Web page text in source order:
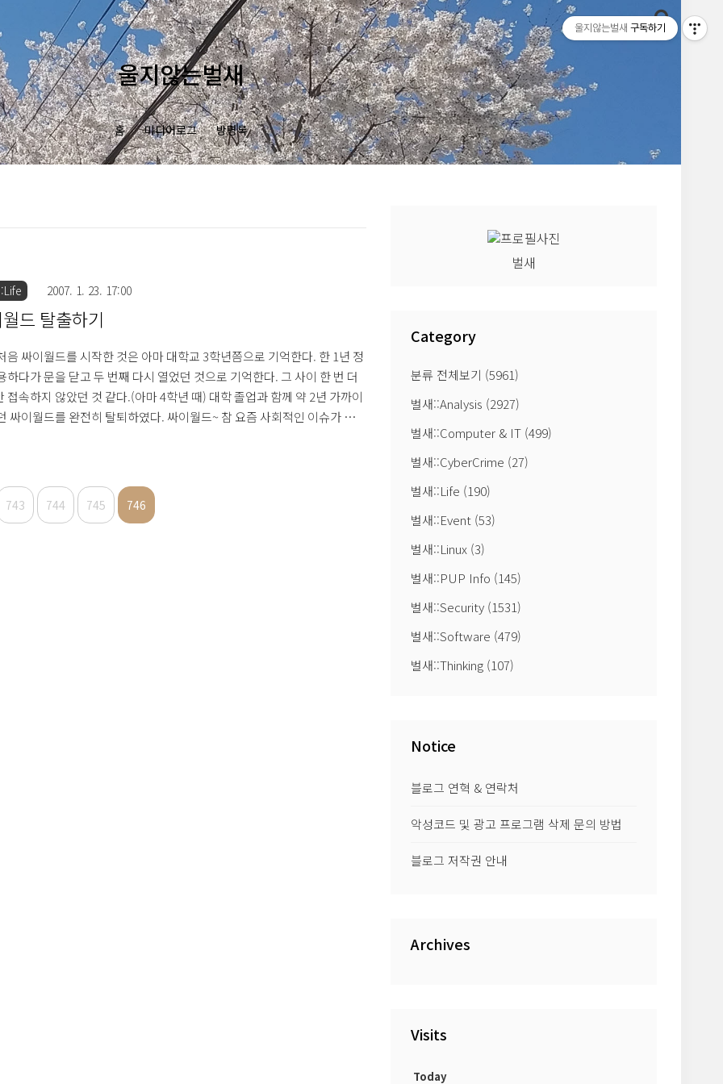
울지않는벌새
홈 미디어로그 방명록
벌새
Category
분류 전체보기 (5961)
벌새::Analysis (2927)
벌새::Computer & IT (499)
벌새::CyberCrime (27)
벌새::Life (190)
벌새::Event (53)
벌새::Linux (3)
벌새::PUP Info (145)
벌새::Security (1531)
벌새::Software (479)
벌새::Thinking (107)
Notice
블로그 연혁 & 연락처
악성코드 및 광고 프로그램 삭제 문의 방법
블로그 저작권 안내
Archives
Visits
Today
2007. 1. 23. 17:00
드 탈출하기
음 싸이월드를 시작한 것은 아마 대학교 3학년쯤으로 기억한다. 한 1년 정
하다가 문을 닫고 두 번째 다시 열었던 것으로 기억한다. 그 사이 한 번 더
접속하지 않았던 것 같다.(아마 4학년 때) 대학 졸업과 함께 약 2년 가까이
싸이월드를 완전히 탈퇴하였다. 싸이월드~ 참 요즘 사회적인 이슈가 많이
는 것을 보고 더욱 싫어졌다. 내가 궁금해 하는 사람들의 사는 이야기를 살며
감할 수 있는 좋은 공간임에는 틀림없지만... 역시 인..
743 744 745 746
울지않는벌새 구독하기